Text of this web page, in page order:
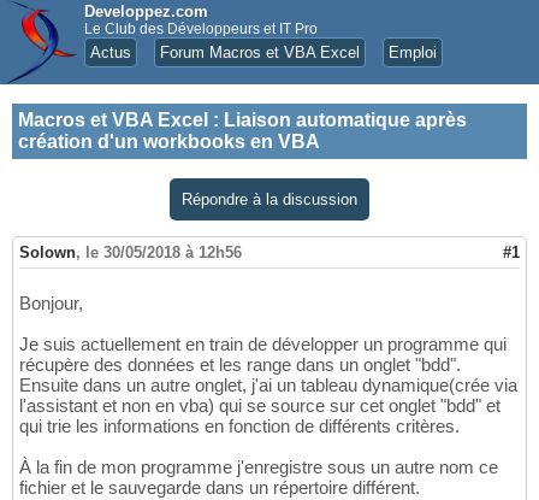
Developpez.com
Le Club des Développeurs et IT Pro
Actus Forum Macros et VBA Excel Emploi
Macros et VBA Excel : Liaison automatique après
création d'un workbooks en VBA
Répondre à la discussion
Solown, le 30/05/2018 à 12h56 #1
Bonjour,
Je suis actuellement en train de développer un programme qui
récupère des données et les range dans un onglet "bdd".
Ensuite dans un autre onglet, j'ai un tableau dynamique(crée via
l'assistant et non en vba) qui se source sur cet onglet "bdd" et
qui trie les informations en fonction de différents critères.
À la fin de mon programme j'enregistre sous un autre nom ce
fichier et le sauvegarde dans un répertoire différent.